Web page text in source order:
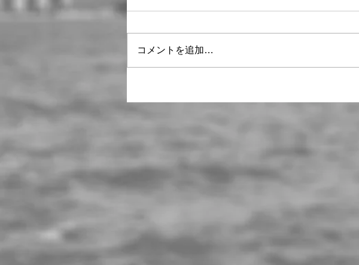
コメントを追加…